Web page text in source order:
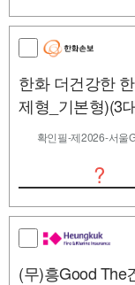
한화 더건강한
제형_기본형)(3
확인필-제2026-서울
?
(무)흥Good The